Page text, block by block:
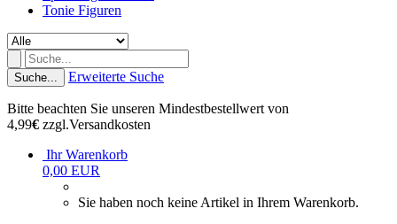
Tonie Figuren
Suche... Erweiterte Suche
Bitte beachten Sie unseren Mindestbestellwert von
4,99€ zzgl.Versandkosten
Ihr Warenkorb
0,00 EUR
Sie haben noch keine Artikel in Ihrem Warenkorb.